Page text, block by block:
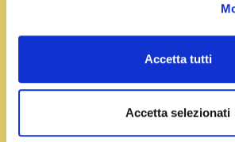
Accetta tutti
Accetta selezionati
Coprite la pentola e trasferitela in
200°, lasciate cuocere senza
quando il irso non avrà assorbito
Spolverizzate i filetti di rombo
salateli e cuoceteli in padella a
di olio e un dito di vino bianco.